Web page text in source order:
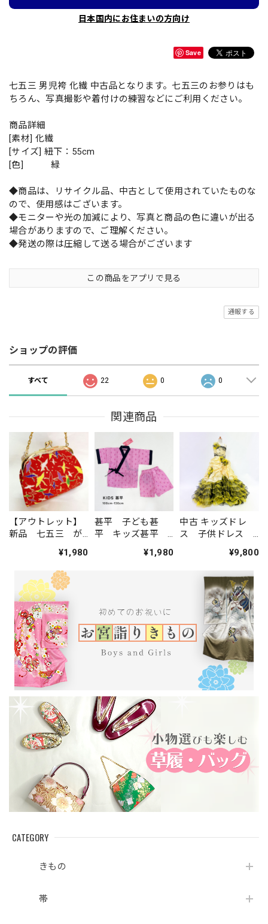
CATEGORY
きもの
帯
日本国内にお住まいの方向け
Save
七五三 男児袴 化繊 中古品となります。七五三のお参りはも
ちろん、写真撮影や着付けの練習などにご利用ください。
商品詳細
[素材] 化繊
[サイズ] 紐下：55cm
[色] 緑
◆商品は、リサイクル品、中古として使用されていたものな
ので、使用感はございます。
◆モニターや光の加減により、写真と商品の色に違いが出る
場合がありますので、ご理解ください。
◆発送の際は圧縮して送る場合がございます
この商品をアプリで見る
通報する
ショップの評価
すべて 22 0 0
関連商品
【アウトレット】
新品 七五三 が
品 お子様用 鶴
柄 黄緑／赤 レ
ターパックプラス
発送 yu-08
¥1,980
甚平 子ども甚
平 キッズ甚平
ク色 100cm-
け 部屋着 パジ
ャマ 1446
¥1,980
中古 キッズドレ
ス 子供ドレス
撮影衣装 結婚
式 ステージドレ
スなどに KD-44
¥9,800